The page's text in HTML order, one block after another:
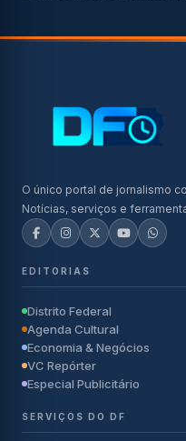
O único portal de jornalismo
Notícias, serviços e
EDITORIAS
Distrito Federal
Agenda Cultural
Economia & Negócios
VC Repórter
Especial Publicitário
SERVIÇOS DO DF